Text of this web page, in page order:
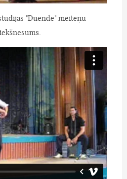
"Duende" meiteņu